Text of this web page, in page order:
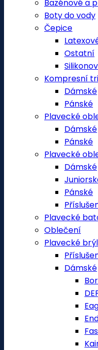
Bazénové a
Boty do vody
Čepice
Ostatní
Kompresní
Dámské
Pánské
Plavecké
Dámské
Pánské
Plavecké
Dámské
Pánské
Plavecké
Oblečení
Plavecké
Dámské